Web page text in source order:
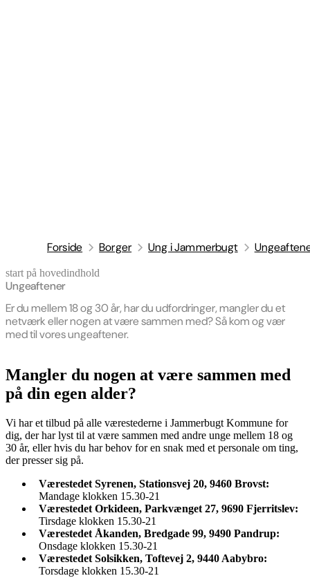
Forside Borger Ung i Jammerbugt
start på hovedindhold
Ungeaftener
Er du mellem 18 og 30 år, har du udfordringer, mangler du et
netværk eller nogen at være sammen med? Så kom og vær
med til vores ungeaftener.
senest opdateret 30. april 2026
Mangler du nogen at være sammen med
på din egen alder?
Vi har et tilbud på alle værestederne i Jammerbugt Kommune for
dig, der har lyst til at være sammen med andre unge mellem 18 og
30 år, eller hvis du har behov for en snak med et personale om ting,
der presser sig på.
Værestedet Syrenen, Stationsvej 20, 9460 Brovst:
Mandage klokken 15.30-21
Værestedet Orkideen, Parkvænget 27, 9690 Fjerritslev:
Tirsdage klokken 15.30-21
Værestedet Åkanden, Bredgade 99, 9490 Pandrup:
Onsdage klokken 15.30-21
Værestedet Solsikken, Toftevej 2, 9440 Aabybro:
Torsdage klokken 15.30-21